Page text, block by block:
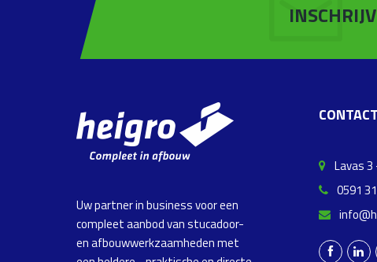
Uw partner in business voor een
compleet aanbod van stucadoor-
en afbouwwerkzaamheden met
CONTACT
Lavas 3
0591